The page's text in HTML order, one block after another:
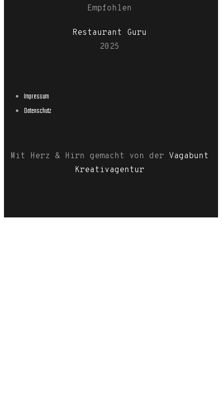
Empfohlen
Restaurant Guru
2025
Impressum
Datenschutz
Mit Herz & Hirn gemacht von der Vagabunt
Kreativagentur